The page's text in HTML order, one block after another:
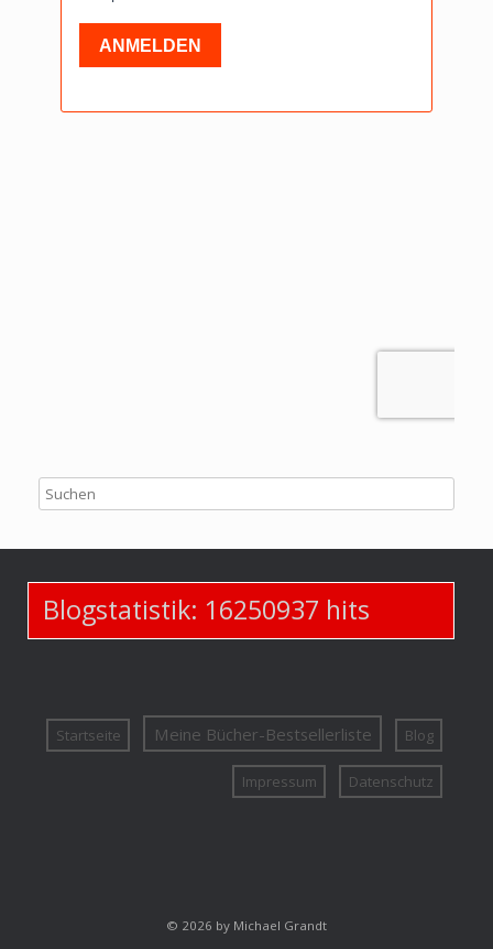
Blogstatistik: 16250937 hits
Startseite Meine Bücher-Bestsellerliste Blog
Impressum Datenschutz
© 2026 by Michael Grandt